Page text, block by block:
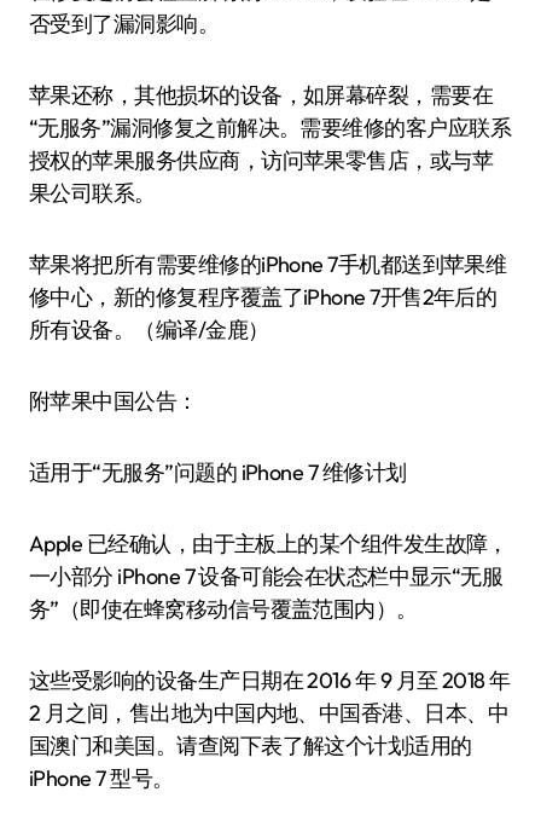
否受到了漏洞影响。
苹果还称，其他损坏的设备，如屏幕碎裂，需要在
“无服务”漏洞修复之前解决。需要维修的客户应联系
授权的苹果服务供应商，访问苹果零售店，或与苹
果公司联系。
苹果将把所有需要维修的iPhone 7手机都送到苹果维
修中心，新的修复程序覆盖了iPhone 7开售2年后的
所有设备。（编译/金鹿）
附苹果中国公告：
适用于“无服务”问题的 iPhone 7 维修计划
Apple 已经确认，由于主板上的某个组件发生故障，
一小部分 iPhone 7 设备可能会在状态栏中显示“无服
务”（即使在蜂窝移动信号覆盖范围内）。
这些受影响的设备生产日期在 2016 年 9 月至 2018 年
2 月之间，售出地为中国内地、中国香港、日本、中
国澳门和美国。请查阅下表了解这个计划适用的
iPhone 7 型号。